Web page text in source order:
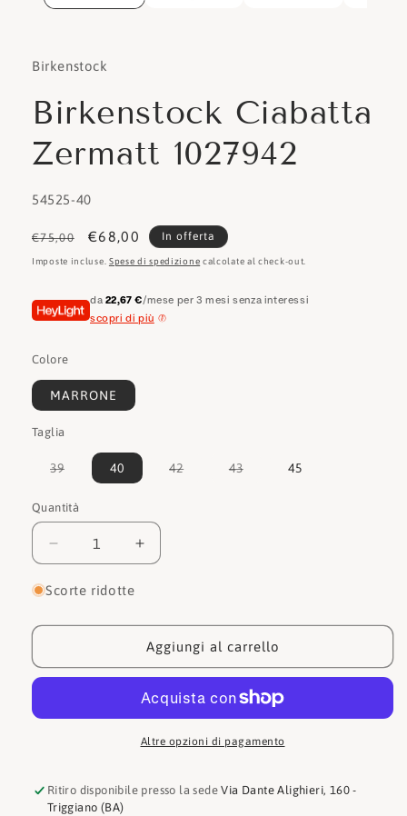
Birkenstock
Birkenstock Ciabatta
Zermatt 1027942
SKU:
54525-40
Prezzo
di
€75,00
Prezzo
scontato
€68,00 In offerta
Imposte incluse. Spese di spedizione calcolate al check-out.
da 22,67 €/mese per 3 mesi senza interessi
scopri di più
Colore
MARRONE
Taglia
39Variante
esaurita
non
disponibile
40 42Variante
43Variante
45
Quantità
Quantità
Diminuisci
quantità
per
Ciabatta
1027942
Aumenta
quantità
Ciabatta
Zermatt
1027942
Scorte ridotte
Aggiungi al carrello
Altre opzioni di pagamento
Ritiro disponibile presso la sedeVia Dante Alighieri, 160 -
Triggiano (BA)